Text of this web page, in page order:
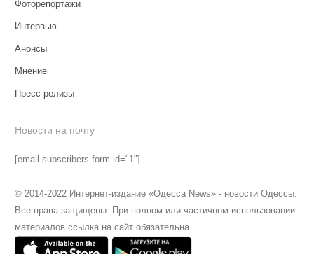
Фоторепортажи
Интервью
Анонсы
Мнение
Пресс-релизы
Новости на почту
[email-subscribers-form id="1"]
© 2014-2022 Интернет-издание «Одесса News» - новости Одессы.
Все права защищены. При полном или частичном использовании
материалов ссылка на сайт обязательна.